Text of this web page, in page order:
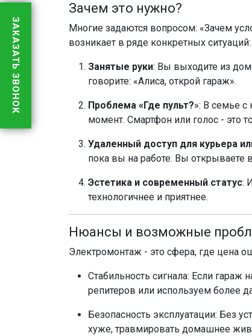
Зачем это нужно?
Многие задаются вопросом: «Зачем
возникает в ряде конкретных ситуаций:
Занятые руки: Вы выходите из
говорите: «Алиса, открой гараж».
Проблема «Где пульт?»: В семье с
момент. Смартфон или голос - это
Удаленный доступ для курьера
пока вы на работе. Вы открываете
Эстетика и современный статус:
технологичнее и приятнее.
Нюансы и возможные
Электромонтаж - это сфера, где цена
Стабильность сигнала: Если гараж
репитеров или используем более
Безопасность эксплуатации: Без
хуже, травмировать домашнее
ЗАКАЗАТЬ ЗВОНОК